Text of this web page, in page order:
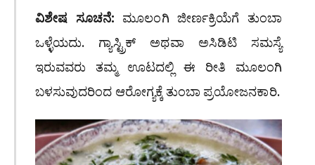
ವಿಶೇಷ ಸೂಚನೆ: ಮೂಲಂಗಿ ಜೀರ್ಣಕ್ರಿಯೆಗೆ ತುಂಬಾ
ಒಳ್ಳೆಯದು. ಗ್ಯಾಸ್ಟ್ರಿಕ್ ಅಥವಾ ಅಸಿಡಿಟಿ ಸಮಸ್ಯೆ
ಇರುವವರು ತಮ್ಮ ಊಟದಲ್ಲಿ ಈ ರೀತಿ ಮೂಲಂಗಿ
ಬಳಸುವುದರಿಂದ ಆರೋಗ್ಯಕ್ಕೆ ತುಂಬಾ ಪ್ರಯೋಜನಕಾರಿ.